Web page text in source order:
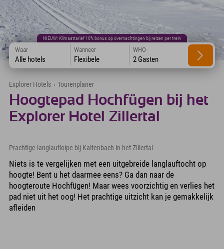
NIEUW: Klimaattarief 10% bonus op overnachtingen bij reizen per trein
Waar
Alle hotels
Wanneer
Flexibele
WHO
2 Gasten
Explorer Hotels › Tourenplaner
Hoogtepad Hochfügen bij het
Explorer Hotel Zillertal
Prachtige langlaufloipe bij Kaltenbach in het Zillertal
Niets is te vergelijken met een uitgebreide langlauftocht op
hoogte! Bent u het daarmee eens? Ga dan naar de
hoogteroute Hochfügen! Maar wees voorzichtig en verlies het
pad niet uit het oog! Het prachtige uitzicht kan je gemakkelijk
afleiden